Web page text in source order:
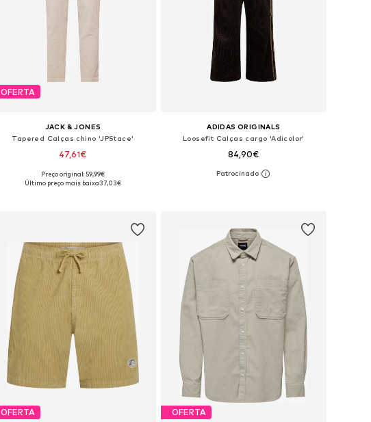
OFERTA
JACK & JONES
Tapered Calças chino 'JPStace'
47,61€
Disponível em vários tamanhos
Preço original: 59,99€
Último preço mais baixo:37,03€
ADIDAS ORIGINALS
Loosefit Calças cargo 'Adicolor'
84,90€
Disponível em vários tamanhos
OFERTA OFERTA